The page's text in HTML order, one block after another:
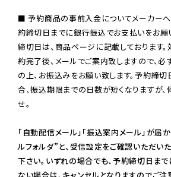
■ 予約商品の事前入金についてメーカー
約締切日までに銀行振込でお支払いをお願
締切日は、商品ページに記載しております
約完了後、メールでご案内致しますので、
の上、お振込みをお願い致します。予約締
合、振込期限までの日数が短くなりますが
せ。
「自動配信メール」「振込案内メール」が届
ルフォルダ”と、受信設定をご確認いただい
下さい。いずれの場合でも、予約締切日ま